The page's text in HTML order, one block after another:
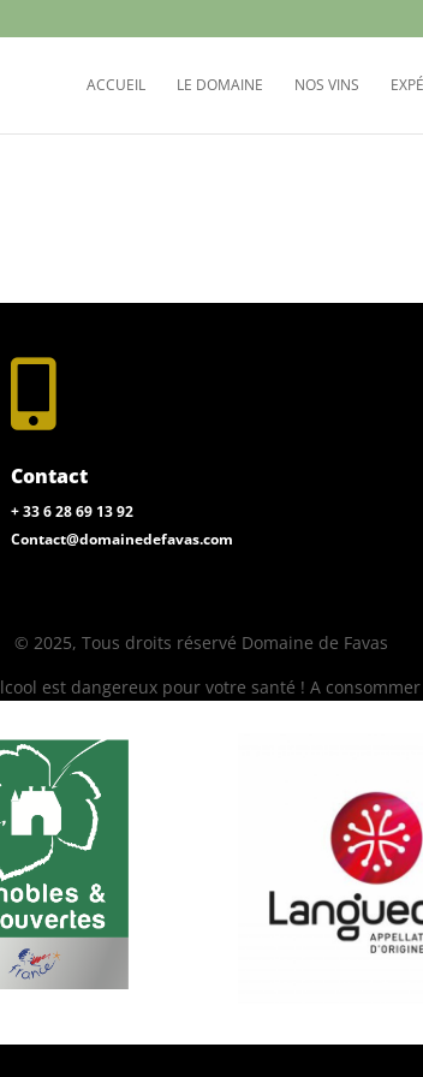
ACCUEIL LE DOMAINE NOS VINS

Contact
+ 33 6 28 69 13 92
Contact@domainedefavas.com
© 2025, Tous droits réservé Domaine de Favas
est dangereux pour votre santé ! A